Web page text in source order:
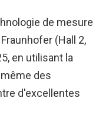
de mesure
(Hall 2,
en utilisant la
des
d'excellentes